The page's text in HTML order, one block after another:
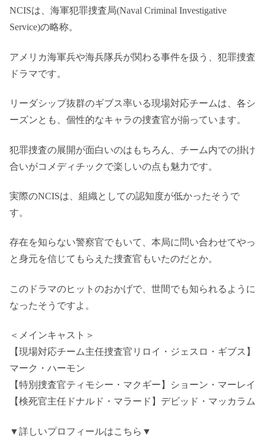
NCISは、海軍犯罪捜査局(Naval Criminal Investigative
Service)の略称。
アメリカ海軍兵や海兵隊兵が関わる事件を扱う、犯罪捜査
ドラマです。
リーダシップ抜群のギブス率いる現場対応チームは、各シ
ーズンとも、個性的なキャラの捜査官が揃っています。
犯罪捜査の展開が面白いのはもちろん、チーム内での掛け
合いがコメディチックで楽しいの点も魅力です。
実際のNCISは、組織としての認知度が低かったそうで
す。
存在を知らない警察官でもいて、本局に問い合わせてやっ
と身元を信じてもらえた捜査官もいたのだとか。
このドラマのヒットのおかげで、世間でも知られるように
なったそうですよ。
＜メインキャスト＞
【現場対応チーム主任捜査官リロイ・ジェスロ・ギブス】
マーク・ハーモン
【特別捜査官ティモシー・マクギー】ショーン・マーレイ
【検死官主任ドナルド・マラード】デビッド・マッカラム
▼詳しいプロフィールはこちら▼